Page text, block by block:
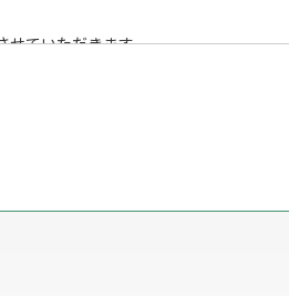
せていただきます。